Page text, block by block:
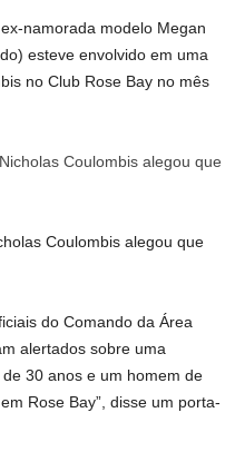
namorada modelo Megan
esteve envolvido em uma
no Club Rose Bay no mês
Coulombis alegou que
do Comando da Área
alertados sobre uma
30 anos e um homem de
Rose Bay”, disse um porta-